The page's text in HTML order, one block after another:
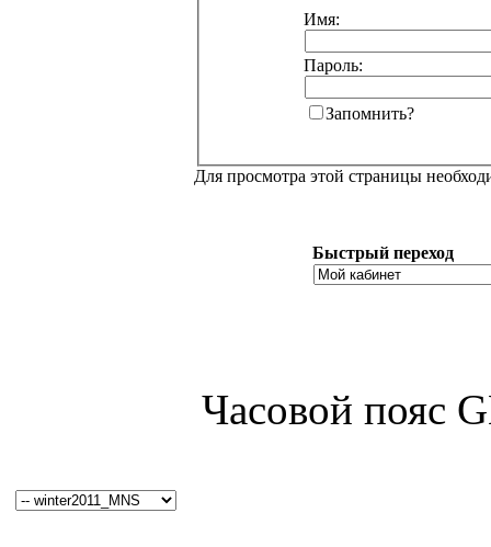
Имя:
Пароль:
Запомнить?
Для просмотра этой страницы
Быстрый переход
Часовой пояс